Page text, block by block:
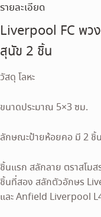
รายละเอียด
Liverpool FC พว
สุนัข 2 ชิ้น
วัสดุ โลหะ
ขนาดประมาณ 5×3 ซม.
ลักษณะป้ายห้อยคอ มี 2 ชิ้น
ชิ้นแรก สลักลาย ตราสโม
ชิ้นที่สอง สลักตัวอักษร
และ Anfield Liverpool